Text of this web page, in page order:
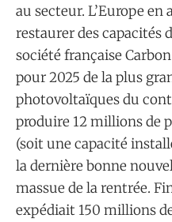
au secteur. L’Europe
restaurer des capacités
société française
pour 2025 de la plus
photovoltaïques du
produire 12 millions de
(soit une capacité
la dernière bonne
massue de la rentrée.
expédiait 150 millions